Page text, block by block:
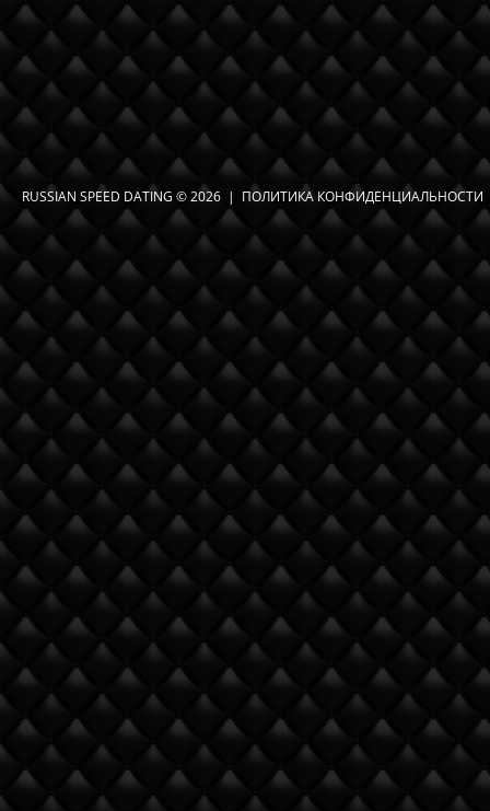
RUSSIAN SPEED DATING © 2026 | ПОЛИТИКА КОНФИДЕНЦИАЛЬНОСТИ